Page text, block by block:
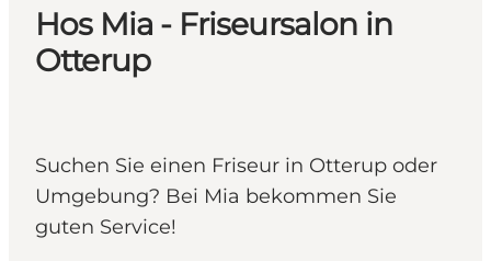
Hos Mia - Friseursalon in
Otterup
Suchen Sie einen Friseur in Otterup oder
Umgebung? Bei Mia bekommen Sie
guten Service!